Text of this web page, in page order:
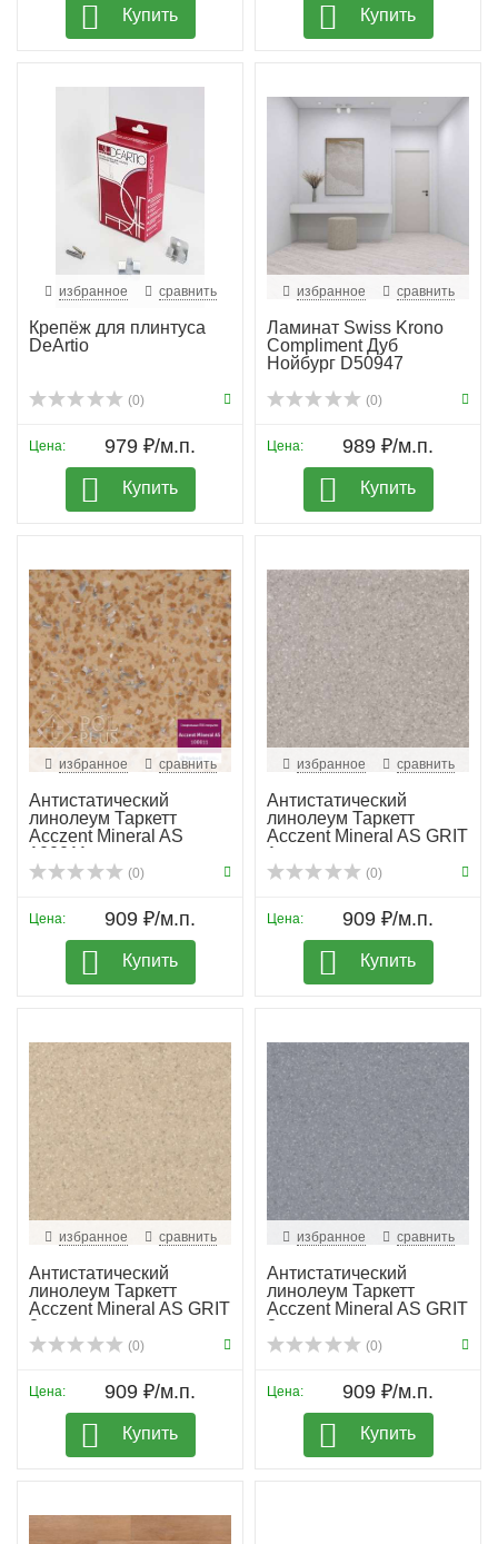
Купить Купить
избранное сравнить
Крепёж для плинтуса
DeArtio
(0)
Цена: 979 ₽/м.п.
Купить
избранное сравнить
Ламинат Swiss Krono
Compliment Дуб
Нойбург D50947
(0)
Цена: 989 ₽/м.п.
Купить
избранное сравнить
Антистатический
линолеум Таркетт
Acczent Mineral AS
100011
(0)
Цена: 909 ₽/м.п.
Купить
избранное сравнить
Антистатический
линолеум Таркетт
Acczent Mineral AS GRIT
1
(0)
Цена: 909 ₽/м.п.
Купить
избранное сравнить
Антистатический
линолеум Таркетт
Acczent Mineral AS GRIT
2
(0)
Цена: 909 ₽/м.п.
Купить
избранное сравнить
Антистатический
линолеум Таркетт
Acczent Mineral AS GRIT
3
(0)
Цена: 909 ₽/м.п.
Купить